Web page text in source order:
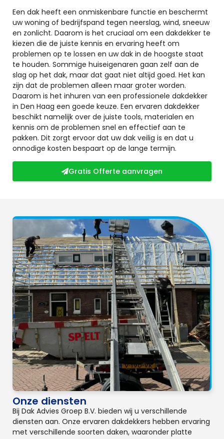
Een dak heeft een onmiskenbare functie en beschermt
uw woning of bedrijfspand tegen neerslag, wind, sneeuw
en zonlicht. Daarom is het cruciaal om een dakdekker te
kiezen die de juiste kennis en ervaring heeft om
problemen op te lossen en uw dak in de hoogste staat
te houden. Sommige huiseigenaren gaan zelf aan de
slag op het dak, maar dat gaat niet altijd goed. Het kan
zijn dat de problemen alleen maar groter worden.
Daarom is het inhuren van een professionele dakdekker
in Den Haag een goede keuze. Een ervaren dakdekker
beschikt namelijk over de juiste tools, materialen en
kennis om de problemen snel en effectief aan te
pakken. Dit zorgt ervoor dat uw dak veilig is en dat u
onnodige kosten bespaart op de lange termijn.
Gratis Offerte aanvragen
Onze diensten
Bij Dak Advies Groep B.V. bieden wij u verschillende
diensten aan. Onze ervaren dakdekkers hebben ervaring
met verschillende soorten daken, waaronder platte